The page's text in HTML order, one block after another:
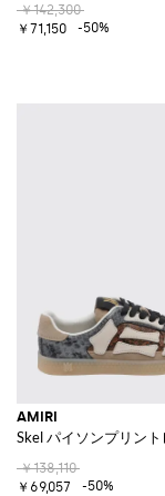
￥142,300
￥71,150
-50%
AMIRI
Skel パイソンプリン
￥138,110
￥69,057
-50%